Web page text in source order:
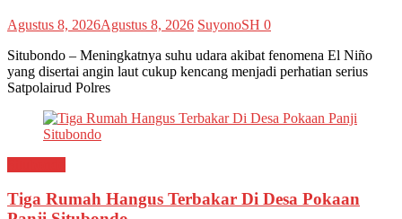
Agustus 8, 2026Agustus 8, 2026 SuyonoSH 0
Situbondo – Meningkatnya suhu udara akibat fenomena El Niño
yang disertai angin laut cukup kencang menjadi perhatian serius
Satpolairud Polres
Tiga Rumah Hangus Terbakar Di Desa Pokaan